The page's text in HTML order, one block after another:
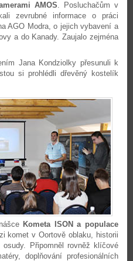
AMOS. Posluchačům v
zevrubné informace o práci
AGO Modra, o jejich vybavení a
a do Kanady. Zaujalo zejména
Jana Kondziolky přesunuli k
si prohlédli dřevěný kostelík
Kometa ISON a populace
komet v Oortově oblaku, historii
Připomněl rovněž klíčové
doplňování profesionálních